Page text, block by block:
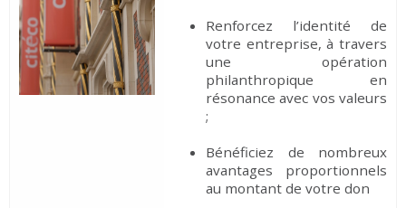
Renforcez l’identité de
votre entreprise, à travers
une opération
philanthropique en
résonance avec vos valeurs
;
Bénéficiez de nombreux
avantages proportionnels
au montant de votre don